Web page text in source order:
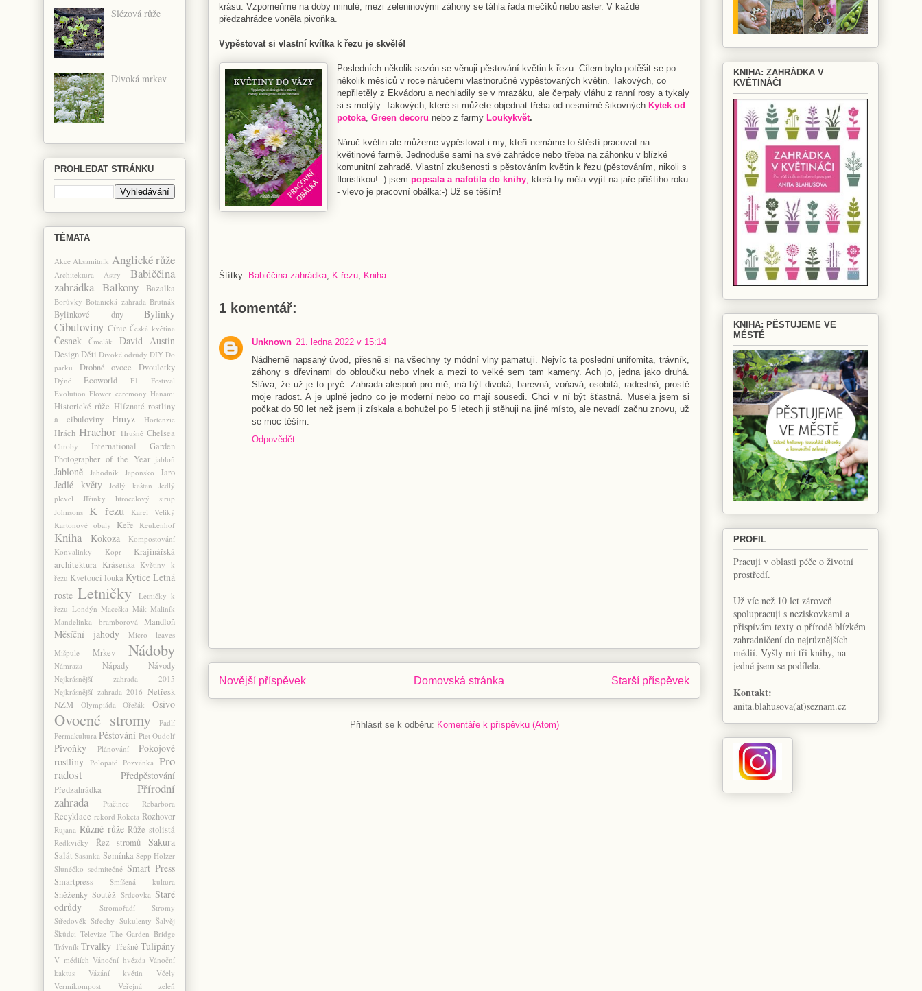
krásu. Vzpomeňme na doby minulé, mezi zeleninovými záhony se táhla řada mečíků nebo aster. V každé
předzahrádce voněla pivoňka.
Vypěstovat si vlastní kvítka k řezu je skvělé!
Posledních několik sezón se věnuji pěstování květin k řezu. Cílem bylo potěšit se po
několik měsíců v roce náručemi vlastnoručně vypěstovaných květin. Takových, co
nepřiletěly z Ekvádoru a nechladily se v mrazáku, ale čerpaly vláhu z ranní rosy a tykaly
si s motýly. Takových, které si můžete objednat třeba od nesmírně šikovných Kytek od
potoka, Green decoru nebo z farmy Loukykvět.
Náruč květin ale můžeme vypěstovat i my, kteří nemáme to štěstí pracovat na
květinové farmě. Jednoduše sami na své zahrádce nebo třeba na záhonku v blízké
komunitní zahradě. Vlastní zkušenosti s pěstováním květin k řezu (pěstováním, nikoli s
floristikou!:-) jsem popsala a nafotila do knihy, která by měla vyjít na jaře příštího roku
- vlevo je pracovní obálka:-) Už se těším!
Štítky: Babiččina zahrádka K řezu Kniha
1 komentář:
Unknown 21. ledna 2022 v 15:14
Nádherně napsaný úvod, přesně si na všechny ty módní vlny pamatuji. Nejvíc ta poslední unifomita, trávník,
záhony s dřevinami do obloučku nebo vlnek a mezi to velké sem tam kameny. Ach jo, jedna jako druhá.
Sláva, že už je to pryč. Zahrada alespoň pro mě, má být divoká, barevná, voňavá, osobitá, radostná, prostě
moje radost. A je uplně jedno co je moderní nebo co mají sousedi. Chci v ní být šťastná. Musela jsem si
počkat do 50 let než jsem ji získala a bohužel po 5 letech ji stěhuji na jiné místo, ale nevadí začnu znovu, už
se moc těším.
Odpovědět
Novější příspěvek Starší příspěvek
Domovská stránka
Přihlásit se k odběru: Komentáře k příspěvku (Atom)
Slézová růže
Divoká mrkev
PROHLEDAT STRÁNKU
TÉMATA
Akce Aksamitník Anglické růže
Architektura Astry
Babiččina
zahrádka Balkony Bazalka
Borůvky Botanická zahrada Brutnák
Bylinkové dny Bylinky
Cibuloviny Cínie Česká květina
Česnek Čmelák David Austin
DesignDěti Divoké odrůdy DIY Do
parku
Drobné ovoce Dvouletky
Dýně Ecoworld F1
Festival
Evolution Flower ceremony Hanami
Historické růže Hlíznaté rostliny
a cibuloviny
Hmyz Hortenzie
Hrách Hrachor Hrušně Chelsea
Chroby
International Garden
Photographer of the Year jabloň
Jabloně Jahodník Japonsko Jaro
Jedlé květy Jedlý kaštan
Jedlý
plevel
JIřinky
Jitrocelový sirup
Johnsons
K řezu
Karel Veliký
Kartonové obaly
Keře Keukenhof
Kniha Kokoza
Kompostování
Konvalinky
Kopr
Krajinářská
architektura Krásenka Květiny k
řezu Kvetoucí louka Kytice Letná
roste Letničky
Letničky k
řezu Londýn Maceška Mák Maliník
Mandelinka bramborová
Mandloň
Měsíční jahody
Micro leaves
Mišpule
Mrkev Nádoby
Námraza Nápady Návody
Nejkrásnější zahrada 2015
Nejkrásnější zahrada 2016 Netřesk
NZM
Olympiáda Ořešák Osivo
Ovocné stromy
Padlí
Permakultura Pěstování Piet Oudolf
Pivoňky Plánování
Pokojové
rostliny Polopatě Pozvánka Pro
radost
Předpěstování
Předzahrádka
Přírodní
zahrada
Ptačinec Rebarbora
Recyklace rekord Roketa Rozhovor
Rujana Různé růže Růže stolistá
Ředkvičky Řez stromů Sakura
Salát Sasanka Semínka Sepp Holzer
Slunéčko sedmitečné Smart Press
Smartpress Smíšená kultura
Sněženky Soutěž Srdcovka Staré
odrůdy
Stromořadí
Stromy
Středověk Střechy Sukulenty Šalvěj
Škůdci Televize The Garden Bridge
Trávník Trvalky Třešně Tulipány
V médiích Vánoční hvězda Vánoční
kaktus
Vázání květin
Včely
Vermikompost
Veřejná zeleň
KNIHA: ZAHRÁDKA V
KVĚTINÁČI
KNIHA: PĚSTUJEME VE
MÉSTÉ
PROFIL
Pracuji v oblasti péče o životní
prostředí.
Už víc než 10 let zároveň
spolupracuji s neziskovkami a
přispívám texty o přírodě blízkém
zahradničení do nejrůznějších
médií. Vyšly mi tři knihy, na
jedné jsem se podílela.
Kontakt:
anita.blahusova(at)seznam.cz